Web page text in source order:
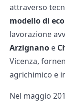
attraverso
modello di
lavorazione
Arzignano e
Vicenza,
agrichimico e
Nel maggio